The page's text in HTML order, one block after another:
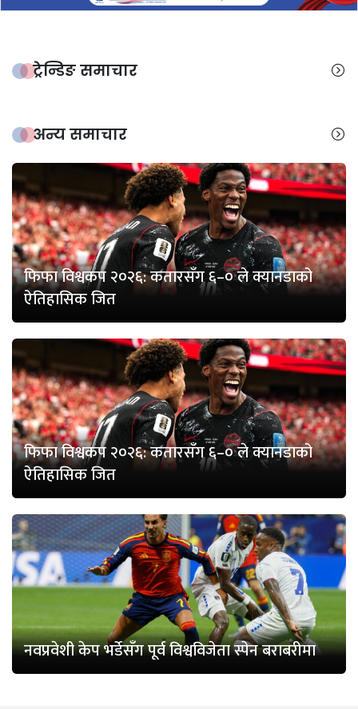
ट्रेन्डिङ समाचार
अन्य समाचार
फिफा विश्वकप २०२६: कतारसँग ६–० ले क्यानडाको
ऐतिहासिक जित
फिफा विश्वकप २०२६: कतारसँग ६–० ले क्यानडाको
ऐतिहासिक जित
नवप्रवेशी केप भर्डेसँग पूर्व विश्वविजेता स्पेन बराबरीमा